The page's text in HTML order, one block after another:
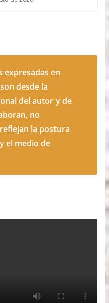
en
desde la
del autor y de
no
la postura
el medio de